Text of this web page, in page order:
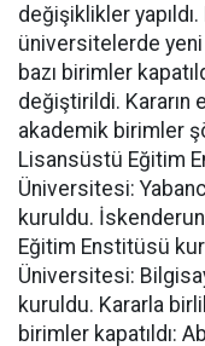
değişiklikler
üniversitelerde
bazı birimler
değiştirildi. Kararın
akademik birimler
Lisansüstü Eğitim
Üniversitesi:
kuruldu.
Eğitim Enstitüsü
Üniversitesi:
kuruldu. Kararla
birimler kapatıldı: